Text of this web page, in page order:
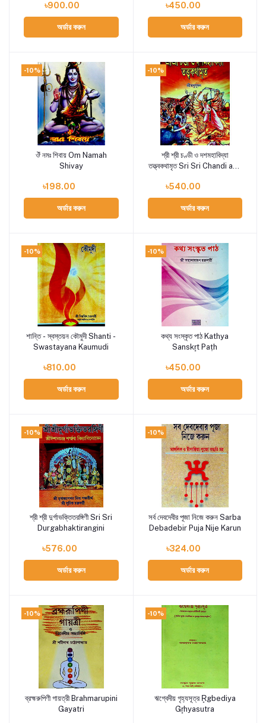
৳900.00
অর্ডার করুন
৳450.00
অর্ডার করুন
-10%
Add to cart
ঔঁ নমঃ শিবায় Om Namah
Shivay
৳198.00
অর্ডার করুন
-10%
Add to cart
শ্রী শ্রী চণ্ডী ও দশমহাবিদ্যা
তত্ত্বকথামৃত Sri Sri Chandi and
Kathamrita
৳540.00
অর্ডার করুন
-10%
Add to cart
শান্তি - স্বস্তয়ন কৌমুদী Shanti -
Swastayana Kaumudi
৳810.00
অর্ডার করুন
-10%
Add to cart
কথ্য সংস্কৃত পাঠ Kathya
Sanskr̥t Paṭh
৳450.00
অর্ডার করুন
-10%
Add to cart
শ্রী শ্রী দুর্গাভক্তিতরঙ্গিণী Sri Sri
Durgabhaktirangini
৳576.00
অর্ডার করুন
-10%
Add to cart
সর্ব দেবদেবীর পূজা নিজে করুন Sarba
Debadebir Puja Nije Karun
৳324.00
অর্ডার করুন
-10%
Add to cart
ব্রহ্মরুপিণী গায়ত্রী Brahmarupini
Gayatri
-10%
Add to cart
ঋগ্বেদীয় গৃহ্যসূত্র R̥gbediya
Gr̥hyasutra